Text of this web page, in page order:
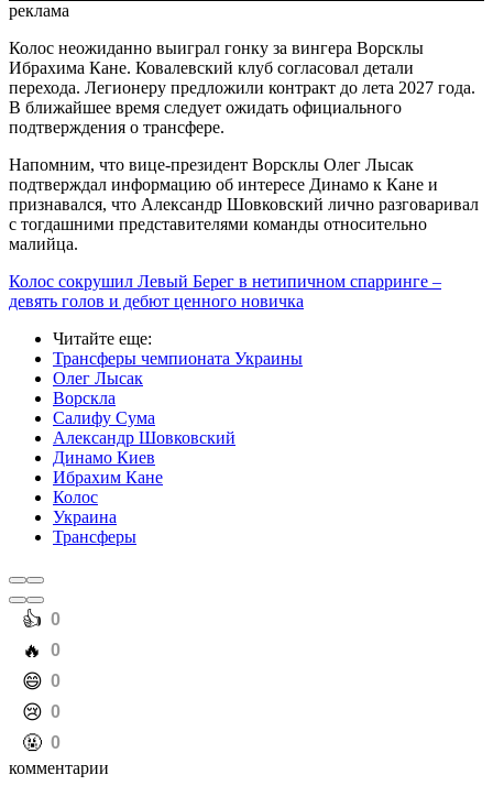
реклама
Колос неожиданно выиграл гонку за вингера Ворсклы
Ибрахима Кане. Ковалевский клуб согласовал детали
перехода. Легионеру предложили контракт до лета 2027 года.
В ближайшее время следует ожидать официального
подтверждения о трансфере.
Напомним, что вице-президент Ворсклы Олег Лысак
подтверждал информацию об интересе Динамо к Кане и
признавался, что Александр Шовковский лично разговаривал
с тогдашними представителями команды относительно
малийца.
Колос сокрушил Левый Берег в нетипичном спарринге –
девять голов и дебют ценного новичка
Читайте еще:
Трансферы чемпионата Украины
Олег Лысак
Ворскла
Салифу Сума
Александр Шовковский
Динамо Киев
Ибрахим Кане
Колос
Украина
Трансферы
️👍 0
️🔥 0
️😄 0
️😢 0
️🤬 0
комментарии